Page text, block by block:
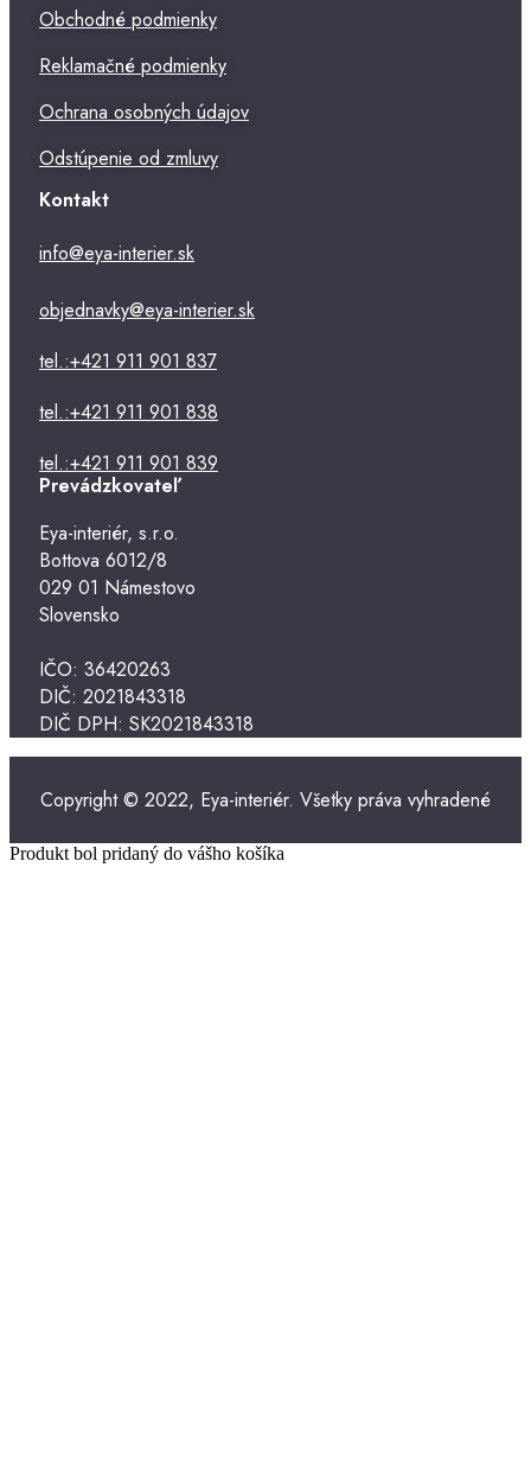
Obchodné podmienky
Reklamačné podmienky
Ochrana osobných údajov
Odstúpenie od zmluvy
Kontakt
info@eya-interier.sk
objednavky@eya-interier.sk
tel.:+421 911 901 837
tel.:+421 911 901 838
tel.:+421 911 901 839
Prevádzkovateľ
Eya-interiér, s.r.o.
Bottova 6012/8
029 01 Námestovo
Slovensko
IČO: 36420263
DIČ: 2021843318
DIČ DPH: SK2021843318
Copyright © 2022, Eya-interiér. Všetky práva vyhradené
Produkt bol pridaný do vášho košíka